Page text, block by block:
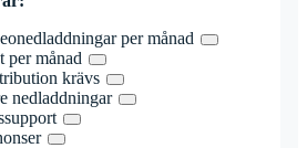
per månad
per månad
krävs
nedladdningar